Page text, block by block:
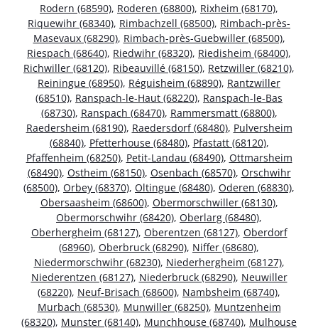
Rodern (68590), Roderen (68800), Rixheim (68170),
Riquewihr (68340), Rimbachzell (68500), Rimbach-près-
Masevaux (68290), Rimbach-près-Guebwiller (68500),
Riespach (68640), Riedwihr (68320), Riedisheim (68400),
Richwiller (68120), Ribeauvillé (68150), Retzwiller (68210),
Reiningue (68950), Réguisheim (68890), Rantzwiller
(68510), Ranspach-le-Haut (68220), Ranspach-le-Bas
(68730), Ranspach (68470), Rammersmatt (68800),
Raedersheim (68190), Raedersdorf (68480), Pulversheim
(68840), Pfetterhouse (68480), Pfastatt (68120),
Pfaffenheim (68250), Petit-Landau (68490), Ottmarsheim
(68490), Ostheim (68150), Osenbach (68570), Orschwihr
(68500), Orbey (68370), Oltingue (68480), Oderen (68830),
Obersaasheim (68600), Obermorschwiller (68130),
Obermorschwihr (68420), Oberlarg (68480),
Oberhergheim (68127), Oberentzen (68127), Oberdorf
(68960), Oberbruck (68290), Niffer (68680),
Niedermorschwihr (68230), Niederhergheim (68127),
Niederentzen (68127), Niederbruck (68290), Neuwiller
(68220), Neuf-Brisach (68600), Nambsheim (68740),
Murbach (68530), Munwiller (68250), Muntzenheim
(68320), Munster (68140), Munchhouse (68740), Mulhouse